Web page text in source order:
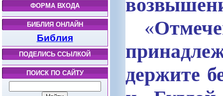
ФОРМА ВХОДА
БИБЛИЯ ОНЛАЙН
Библия
ПОДЕЛИСЬ ССЫЛКОЙ
ПОИСК ПО САЙТУ
«
держите